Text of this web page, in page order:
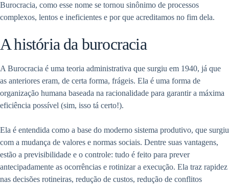
Burocracia, como esse nome se tornou sinônimo de processos
complexos, lentos e ineficientes e por que acreditamos no fim dela.
A história da burocracia
A Burocracia é uma teoria administrativa que surgiu em 1940, já que
as anteriores eram, de certa forma, frágeis. Ela é uma forma de
organização humana baseada na racionalidade para garantir a máxima
eficiência possível (sim, isso tá certo!).
Ela é entendida como a base do moderno sistema produtivo, que surgiu
com a mudança de valores e normas sociais. Dentre suas vantagens,
estão a previsibilidade e o controle: tudo é feito para prever
antecipadamente as ocorrências e rotinizar a execução. Ela traz rapidez
nas decisões rotineiras, redução de custos, redução de conflitos